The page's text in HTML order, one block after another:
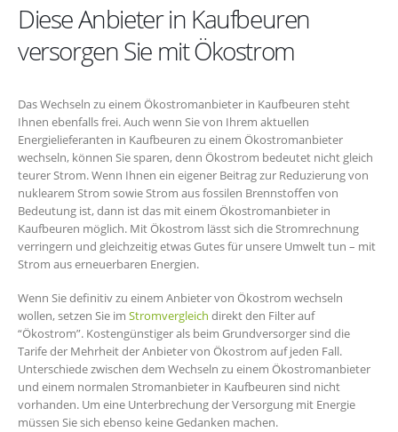
Diese Anbieter in Kaufbeuren
versorgen Sie mit Ökostrom
Das Wechseln zu einem Ökostromanbieter in Kaufbeuren steht
Ihnen ebenfalls frei. Auch wenn Sie von Ihrem aktuellen
Energielieferanten in Kaufbeuren zu einem Ökostromanbieter
wechseln, können Sie sparen, denn Ökostrom bedeutet nicht gleich
teurer Strom. Wenn Ihnen ein eigener Beitrag zur Reduzierung von
nuklearem Strom sowie Strom aus fossilen Brennstoffen von
Bedeutung ist, dann ist das mit einem Ökostromanbieter in
Kaufbeuren möglich. Mit Ökostrom lässt sich die Stromrechnung
verringern und gleichzeitig etwas Gutes für unsere Umwelt tun – mit
Strom aus erneuerbaren Energien.
Wenn Sie definitiv zu einem Anbieter von Ökostrom wechseln
wollen, setzen Sie im Stromvergleich direkt den Filter auf
“Ökostrom”. Kostengünstiger als beim Grundversorger sind die
Tarife der Mehrheit der Anbieter von Ökostrom auf jeden Fall.
Unterschiede zwischen dem Wechseln zu einem Ökostromanbieter
und einem normalen Stromanbieter in Kaufbeuren sind nicht
vorhanden. Um eine Unterbrechung der Versorgung mit Energie
müssen Sie sich ebenso keine Gedanken machen.